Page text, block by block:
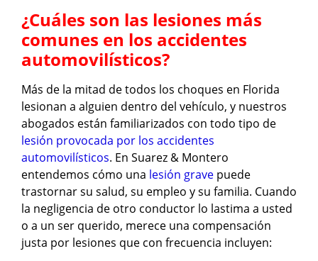
¿Cuáles son las lesiones más
comunes en los accidentes
automovilísticos?
Más de la mitad de todos los choques en Florida
lesionan a alguien dentro del vehículo, y nuestros
abogados están familiarizados con todo tipo de
lesión provocada por los accidentes
automovilísticos. En Suarez & Montero
entendemos cómo una lesión grave puede
trastornar su salud, su empleo y su familia. Cuando
la negligencia de otro conductor lo lastima a usted
o a un ser querido, merece una compensación
justa por lesiones que con frecuencia incluyen: